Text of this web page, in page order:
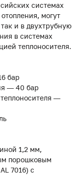
системах
могут
и в двухтрубную
в системах
теплоносителя.
бар
— 40 бар
—
1,2 мм,
порошковым
7016) с